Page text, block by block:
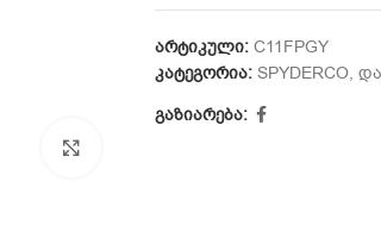
არტიკული: C11FPGY
კატეგორია: SPYDERCO,
გაზიარება: